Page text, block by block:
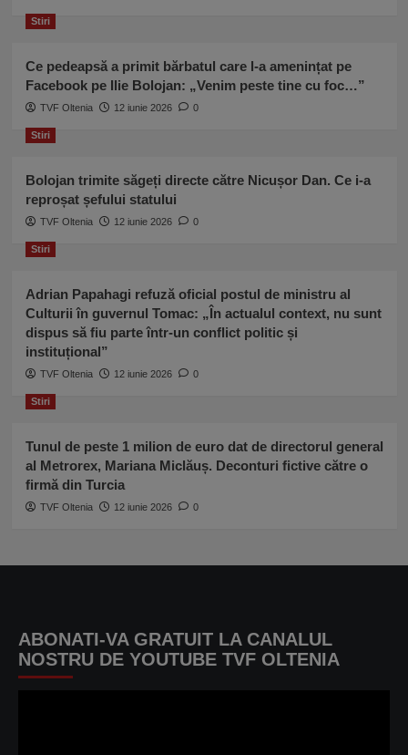
Stiri
Ce pedeapsă a primit bărbatul care l-a amenințat pe
Facebook pe Ilie Bolojan: „Venim peste tine cu foc…”
TVF Oltenia 12 iunie 2026 0
Stiri
Bolojan trimite săgeți directe către Nicușor Dan. Ce i-a
reproșat șefului statului
TVF Oltenia 12 iunie 2026 0
Stiri
Adrian Papahagi refuză oficial postul de ministru al
Culturii în guvernul Tomac: „În actualul context, nu sunt
dispus să fiu parte într-un conflict politic și
instituțional”
TVF Oltenia 12 iunie 2026 0
Stiri
Tunul de peste 1 milion de euro dat de directorul general
al Metrorex, Mariana Miclăuș. Deconturi fictive către o
firmă din Turcia
TVF Oltenia 12 iunie 2026 0
ABONATI-VA GRATUIT LA CANALUL
NOSTRU DE YOUTUBE TVF OLTENIA